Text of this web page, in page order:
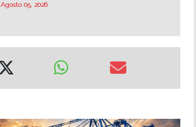
Agosto 05, 2026